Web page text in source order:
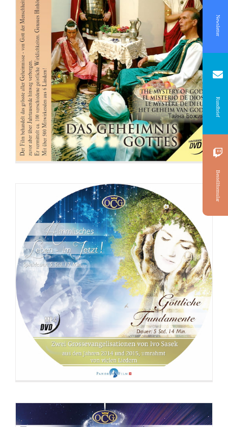
DVD: 2 Evangelisationstreffen –
Himmlisches Leben und Göttliche
Fundamente
DVD: 3 Evangelisationstreffen
Newsletter
Rundbrief
Bestellformular